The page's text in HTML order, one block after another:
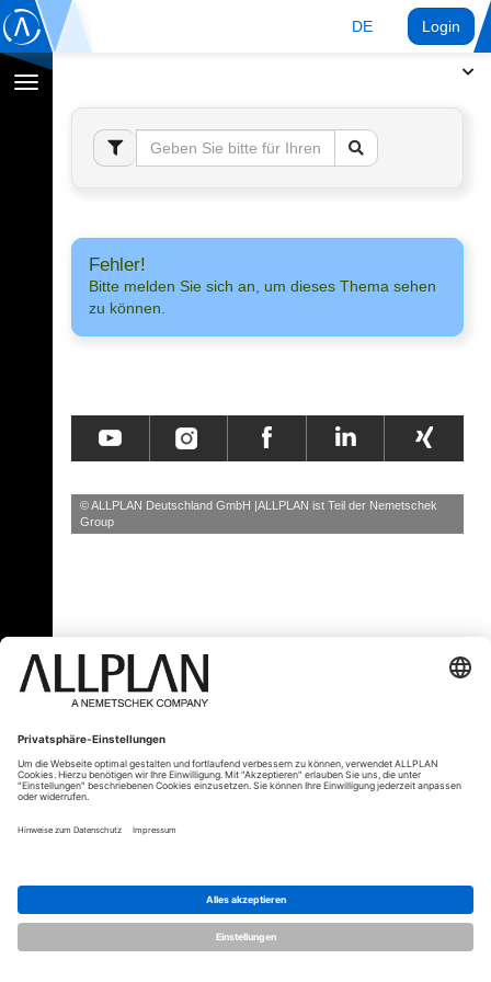
DE Login
Navigation
umschalten
Fehler!
Bitte melden Sie sich an, um dieses Thema sehen
zu können.
© ALLPLAN Deutschland GmbH ALLPLAN ist Teil der Nemetschek
Group